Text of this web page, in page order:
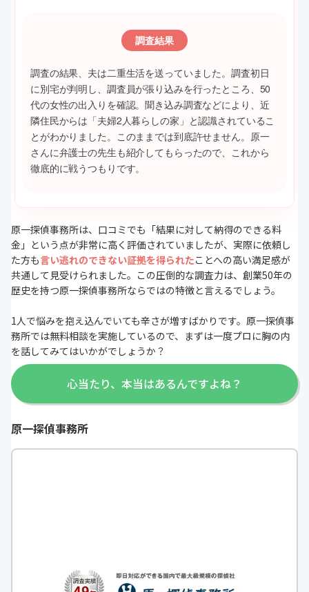
調査結果
調査の結果、夫は二重生活を送っていました。調査初日
に別宅が判明し、調査員が張り込みを行ったところ、50
代の女性の出入りを確認。聞き込み調査などにより、近
隣住民からは「夫婦2人暮らしの家」と認識されているこ
とがわかりました。このままでは到底許せません。原一
さんに弁護士の先生も紹介してもらったので、これから
徹底的に戦うつもりです。
原一探偵事務所は、口コミでも「結果に対して納得のできる料
金」という点が非常に高く評価されていましたが、実際に依頼し
た方も言い逃れのできない証拠を得られたことへの高い満足感が
共通して見受けられました。この圧倒的な調査力は、創業50年の
歴史を持つ原一探偵事務所ならではの特徴と言えるでしょう。
1人で悩みを抱え込んでいても辛さが増すばかりです。原一探偵事
務所では無料相談を実施しているので、まずは一度プロに胸の内
を話してみてはいかがでしょうか？
心当たり、本当はあるんですよね？
原一探偵事務所